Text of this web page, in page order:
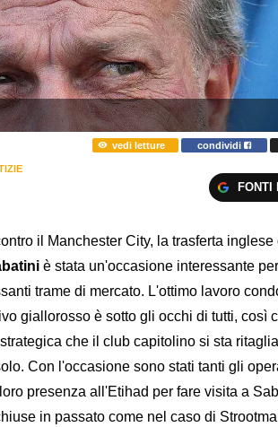
vedi letture condividi
FONTI
il Manchester City, la trasferta inglese
è stata un'occasione interessante
trame di mercato. L'ottimo lavoro
giallorosso è sotto gli occhi di tutti, così
che il club capitolino si sta
Con l'occasione sono stati tanti gli
presenza all'Etihad per fare visita a
in passato come nel caso di